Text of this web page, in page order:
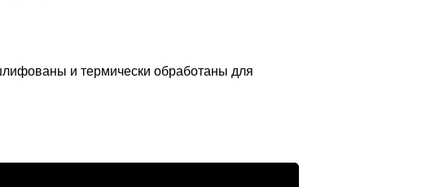
и термически обработаны для